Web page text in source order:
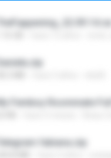
TheFappening_22.09.14.rar
Daniela.zip
My Femboy Roommate
Telegram fabiana.zip